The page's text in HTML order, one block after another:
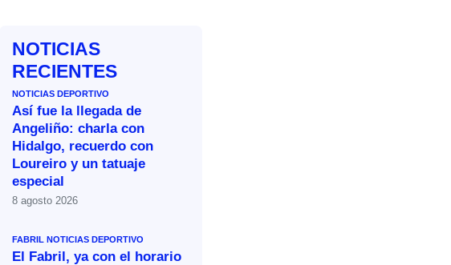
NOTICIAS
RECIENTES
NOTICIAS DEPORTIVO
Así fue la llegada de
Angeliño: charla con
Hidalgo, recuerdo con
Loureiro y un tatuaje
especial
8 agosto 2026
FABRIL NOTICIAS DEPORTIVO
El Fabril, ya con el horario